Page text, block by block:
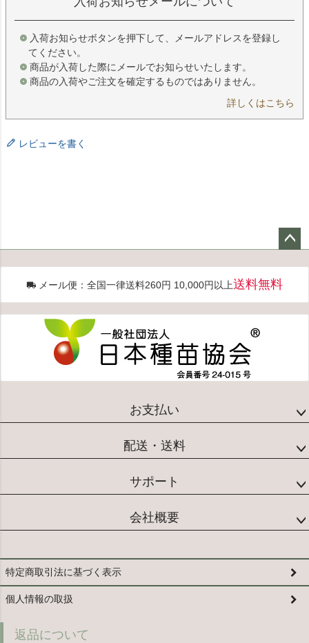
入荷お知らせボタンを押下して、メールアドレスを登録し
てください。
商品が入荷した際にメールでお知らせいたします。
商品の入荷やご注文を確定するものではありません。
詳しくはこちら
レビューを書く
ップ
へ
メール便：全国一律送料260円 10,000円以上送料無料
お支払い
配送・送料
サポート
会社概要
特定商取引法に基づく表示
個人情報の取扱
返品について